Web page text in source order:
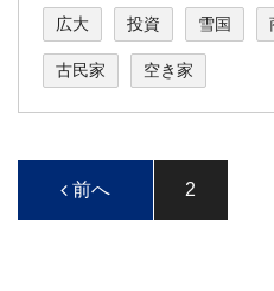
広大 投資 雪国
古民家 空き家
前へ 2